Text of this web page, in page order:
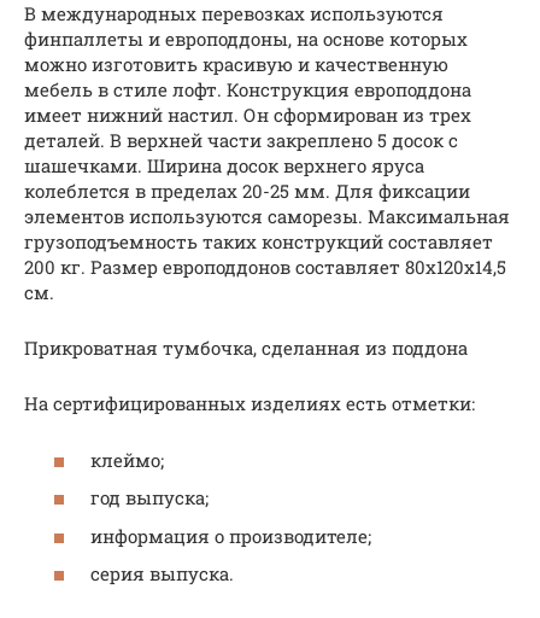
В международных перевозках используются
финпаллеты и европоддоны, на основе которых
можно изготовить красивую и качественную
мебель в стиле лофт. Конструкция европоддона
имеет нижний настил. Он сформирован из трех
деталей. В верхней части закреплено 5 досок с
шашечками. Ширина досок верхнего яруса
колеблется в пределах 20-25 мм. Для фиксации
элементов используются саморезы. Максимальная
грузоподъемность таких конструкций составляет
200 кг. Размер европоддонов составляет 80х120х14,5
см.
Прикроватная тумбочка, сделанная из поддона
На сертифицированных изделиях есть отметки:
клеймо;
год выпуска;
информация о производителе;
серия выпуска.